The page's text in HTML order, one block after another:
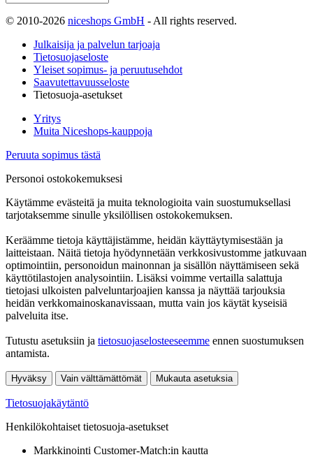
© 2010-2026 niceshops GmbH - All rights reserved.
Julkaisija ja palvelun tarjoaja
Tietosuojaseloste
Yleiset sopimus- ja peruutusehdot
Saavutettavuusseloste
Tietosuoja-asetukset
Yritys
Muita Niceshops-kauppoja
Peruuta sopimus tästä
Personoi ostokokemuksesi
Käytämme evästeitä ja muita teknologioita vain suostumuksellasi
tarjotaksemme sinulle yksilöllisen ostokokemuksen.
Keräämme tietoja käyttäjistämme, heidän käyttäytymisestään ja
laitteistaan. Näitä tietoja hyödynnetään verkkosivustomme jatkuvaan
optimointiin, personoidun mainonnan ja sisällön näyttämiseen sekä
käyttötilastojen analysointiin. Lisäksi voimme vertailla salattuja
tietojasi ulkoisten palveluntarjoajien kanssa ja näyttää tarjouksia
heidän verkkomainoskanavissaan, mutta vain jos käytät kyseisiä
palveluita itse.
Tutustu asetuksiin ja tietosuojaselosteeseemme ennen suostumuksen
antamista.
Hyväksy Vain välttämättömät Mukauta asetuksia
Tietosuojakäytäntö
Henkilökohtaiset tietosuoja-asetukset
Markkinointi Customer-Match:in kautta